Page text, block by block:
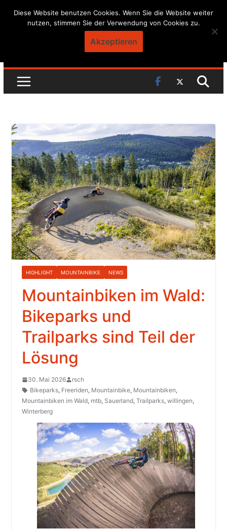
Skip
HIGHLIGHT MOUNTAINBIKE NEWS
Mountainbiken im Wald:
Bikeparks und
Trailparks sind Teil der
Lösung
30. Mai 2026
rsch
Bikeparks, Freeriden, Mountainbike, Mountainbiken,
Mountainbiken im Wald, mtb, Sauerland, Trailparks, willingen,
Winterberg
Diese Website benutzen Cookies. Wenn Sie die Website weiter
nutzen, stimmen Sie der Verwendung von Cookies zu.
Akzeptieren